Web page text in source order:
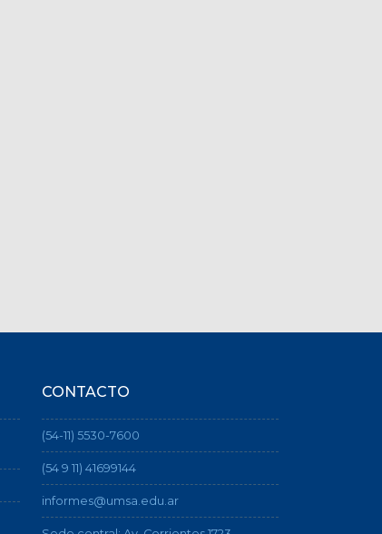
CONTACTO
(54-11) 5530-7600
(54 9 11) 41699144
informes@umsa.edu.ar